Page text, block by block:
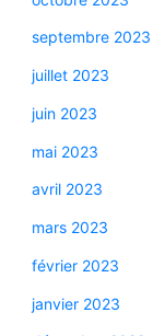
septembre 2023
juillet 2023
juin 2023
mai 2023
avril 2023
mars 2023
février 2023
janvier 2023